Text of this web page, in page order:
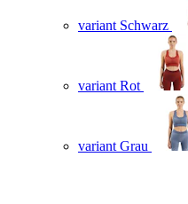
variant Schwarz
variant Rot
variant Grau